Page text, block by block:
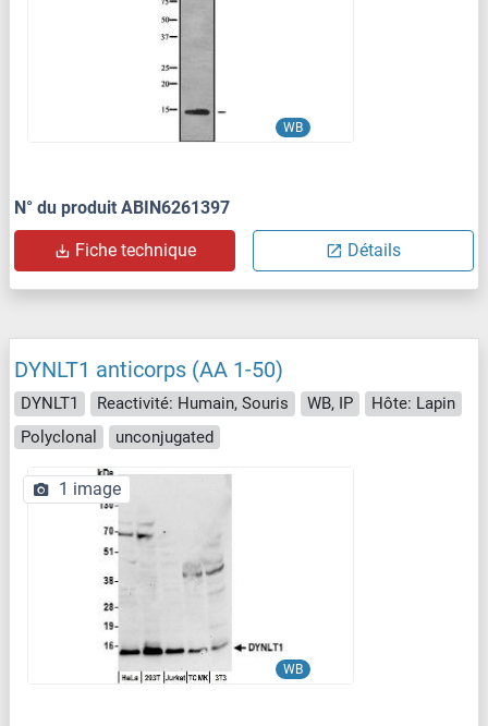
WB
N° du produit ABIN6261397
Fiche technique Détails
DYNLT1 anticorps (AA 1-50)
DYNLT1 Reactivité: Humain, Souris WB, IP
Hôte: Lapin
Polyclonal
unconjugated
WB
1 image